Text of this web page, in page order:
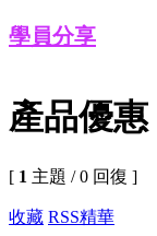
學員分享
產品優惠
[ 1 主題 / 0 回復 ]
收藏 RSS精華